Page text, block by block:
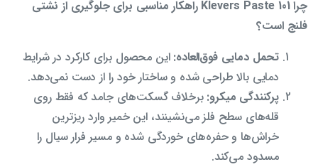
چرا Klevers Paste 101 راهکار مناسبی برای جلوگیری از نشتی
فلنج است؟
تحمل دمایی فوق‌العاده: این محصول برای کارکرد در شرایط
دمایی بالا طراحی شده و ساختار خود را از دست نمی‌دهد.
پرکنندگی میکرو: برخلاف گسکت‌های جامد که فقط روی
قله‌های سطح فلز می‌نشینند، این خمیر وارد ریزترین
خراش‌ها و حفره‌های خوردگی شده و مسیر فرار سیال را
مسدود می‌کند.